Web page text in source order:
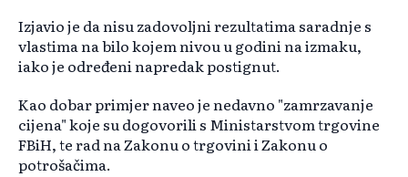
Izjavio je da nisu zadovoljni rezultatima saradnje s
vlastima na bilo kojem nivou u godini na izmaku,
iako je određeni napredak postignut.
Kao dobar primjer naveo je nedavno "zamrzavanje
cijena" koje su dogovorili s Ministarstvom trgovine
FBiH, te rad na Zakonu o trgovini i Zakonu o
potrošačima.